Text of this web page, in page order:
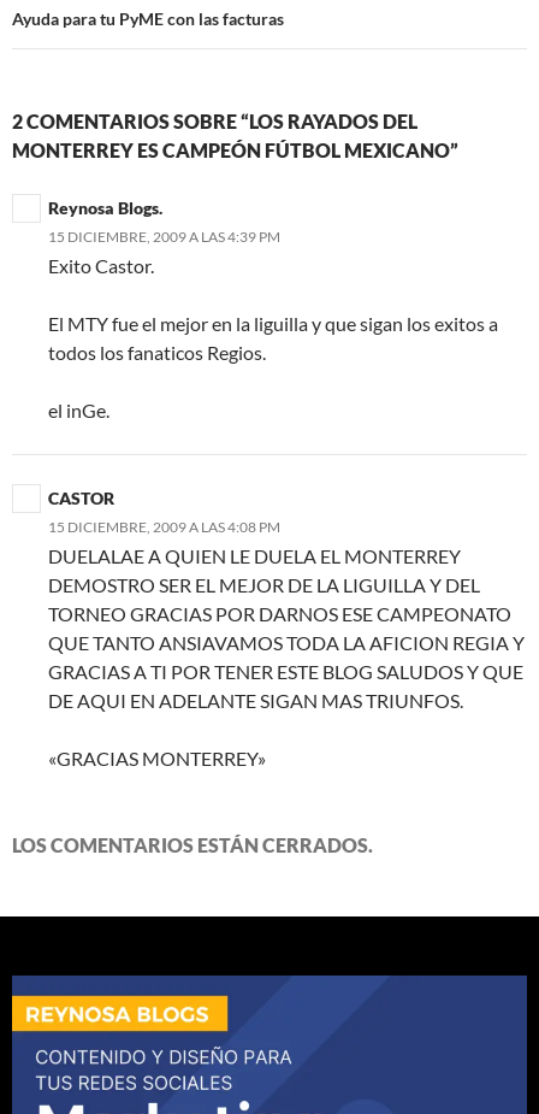
Ayuda para tu PyME con las facturas
2 COMENTARIOS SOBRE “LOS RAYADOS DEL
MONTERREY ES CAMPEÓN FÚTBOL MEXICANO”
Reynosa Blogs.
15 DICIEMBRE, 2009 A LAS 4:39 PM
Exito Castor.
El MTY fue el mejor en la liguilla y que sigan los exitos a
todos los fanaticos Regios.
el inGe.
CASTOR
15 DICIEMBRE, 2009 A LAS 4:08 PM
DUELALAE A QUIEN LE DUELA EL MONTERREY
DEMOSTRO SER EL MEJOR DE LA LIGUILLA Y DEL
TORNEO GRACIAS POR DARNOS ESE CAMPEONATO
QUE TANTO ANSIAVAMOS TODA LA AFICION REGIA Y
GRACIAS A TI POR TENER ESTE BLOG SALUDOS Y QUE
DE AQUI EN ADELANTE SIGAN MAS TRIUNFOS.
«GRACIAS MONTERREY»
LOS COMENTARIOS ESTÁN CERRADOS.